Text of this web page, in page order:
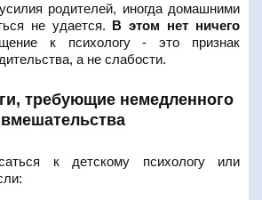
родителей, иногда домашними
не удается. В этом нет ничего
к психологу - это признак
а не слабости.
требующие немедленного
вмешательства
к детскому психологу или